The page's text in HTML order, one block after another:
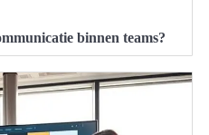
binnen teams?